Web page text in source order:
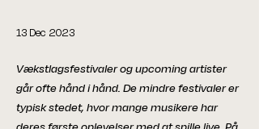
13 Dec 2023
Vækstlagsfestivaler og upcoming artister
går ofte hånd i hånd. De mindre festivaler er
typisk stedet, hvor mange musikere har